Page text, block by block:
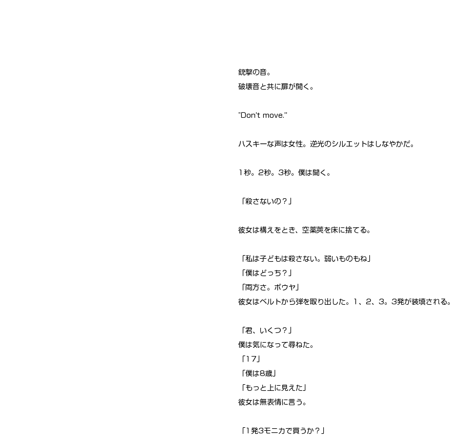
銃撃の音。
破壊音と共に扉が開く。
"Don’t move.”
ハスキーな声は女性。逆光のシルエットはしなやかだ。
1秒。2秒。3秒。僕は聞く。
「殺さないの？」
彼女は構えをとき、空薬莢を床に捨てる。
「私は子どもは殺さない。弱いものもね」
「僕はどっち？」
「両方さ。ボウヤ」
彼女はベルトから弾を取り出した。1、2、3。3発が装填される。
「君、いくつ？」
僕は気になって尋ねた。
「17」
「僕は8歳」
「もっと上に見えた」
彼女は無表情に言う。
「1発3モニカで買うか？」